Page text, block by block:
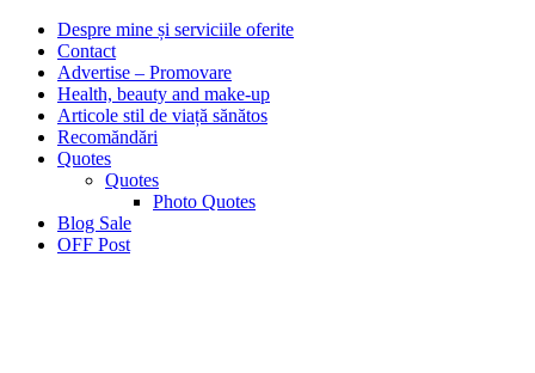
Despre mine și serviciile oferite
Contact
Advertise – Promovare
Health, beauty and make-up
Articole stil de viață sănătos
Recomăndări
Quotes
Quotes
Photo Quotes
Blog Sale
OFF Post